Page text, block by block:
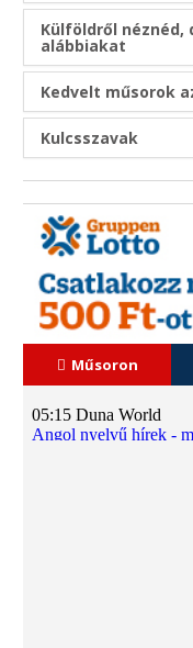
Külföldről néznéd,
alábbiakat
Kedvelt műsorok
Kulcsszavak
Műsoron